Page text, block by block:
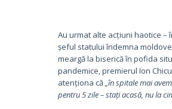
Au urmat alte acțiuni haotice –
șeful statului îndemna
meargă la biserică în pofida
pandemice, premierul Ion
atenționa că„în spitale mai
pentru 5 zile – stați acasă, nu la